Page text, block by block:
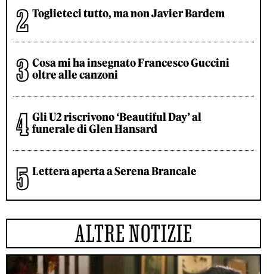
Toglieteci tutto, ma non Javier Bardem
Cosa mi ha insegnato Francesco Guccini
oltre alle canzoni
Gli U2 riscrivono ‘Beautiful Day’ al
funerale di Glen Hansard
Lettera aperta a Serena Brancale
ALTRE NOTIZIE